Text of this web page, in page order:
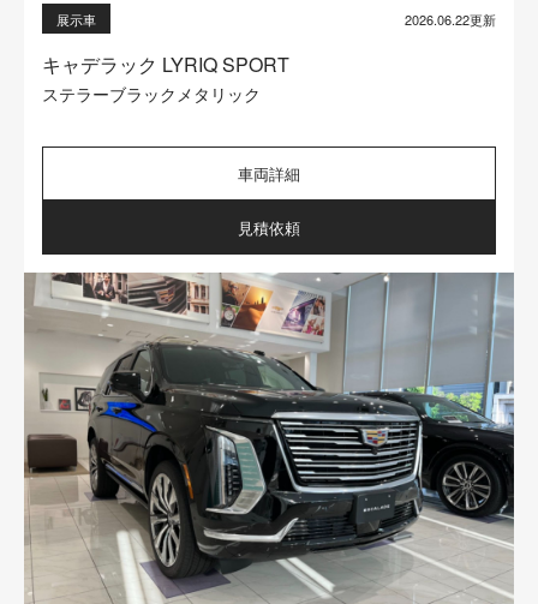
展示車 2026.06.22更新
キャデラック LYRIQ SPORT
ステラーブラックメタリック
車両詳細
見積依頼